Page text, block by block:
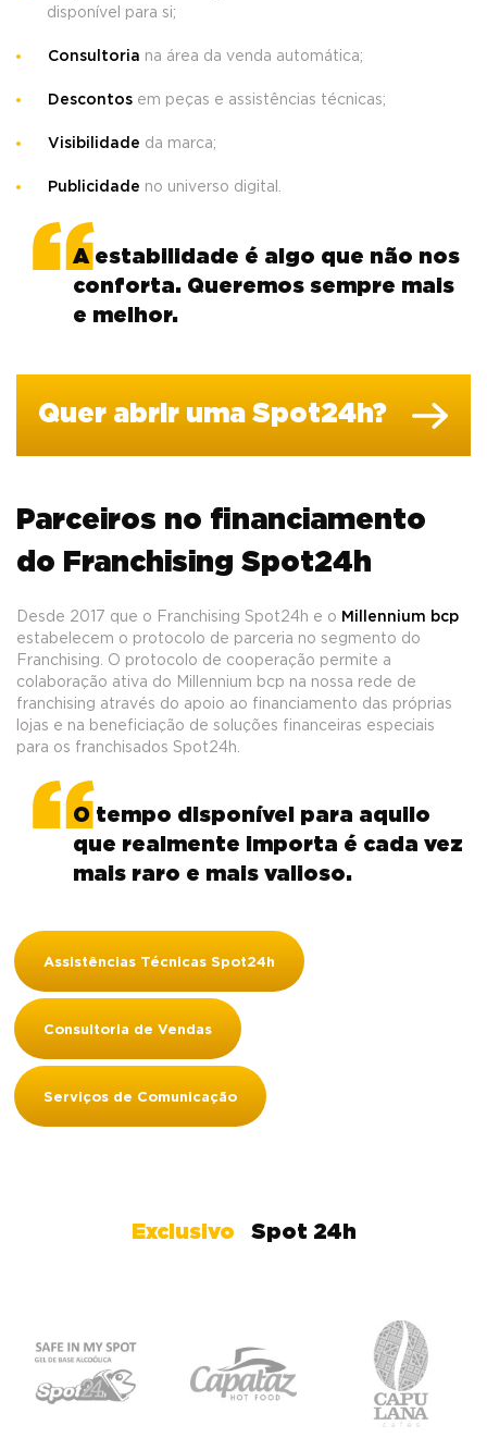
disponível para si;
Consultoria na área da venda automática;
Descontosem peças e assistências técnicas;
Visibilidade da marca;
Publicidade no universo digital.
A estabilidade é algo que não nos
conforta. Queremos sempre mais
e melhor.
Quer abrir uma Spot24h?
Parceiros no financiamento
do Franchising Spot24h
Desde 2017 que o Franchising Spot24h e o Millennium bcp
estabelecem o protocolo de parceria no segmento do
Franchising. O protocolo de cooperação permite a
colaboração ativa do Millennium bcp na nossa rede de
franchising através do apoio ao financiamento das próprias
lojas e na beneficiação de soluções financeiras especiais
para os franchisados Spot24h.
O tempo disponível para aquilo
que realmente importa é cada vez
mais raro e mais valioso.
Assistências Técnicas Spot24h
Consultoria de Vendas
Serviços de Comunicação
Exclusivo Spot 24h